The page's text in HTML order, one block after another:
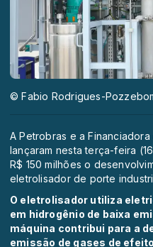
© Fabio Rodrigues-
A Petrobras e a
lançaram nesta terça-feira
R$ 150 milhões o
eletrolisador de porte
O eletrolisador utiliza
em hidrogênio de baixa
máquina contribui para a
emissão de gases de